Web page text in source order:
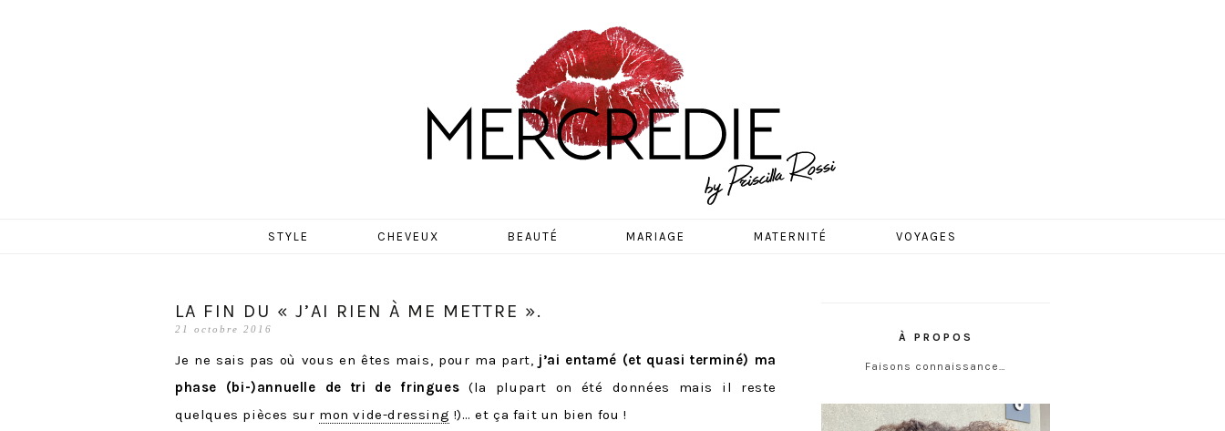
MERCREDIE
STYLE CHEVEUX BEAUTÉ MARIAGE MATERNITÉ VOYAGES
LA FIN DU « J’AI RIEN À ME METTRE ».
21 octobre 2016
Je ne sais pas où vous en êtes mais, pour ma part, j’ai entamé (et quasi terminé) ma
phase (bi-)annuelle de tri de fringues (la plupart on été données mais il reste
quelques pièces sur mon vide-dressing !)… et ça fait un bien fou !
À PROPOS
Faisons connaissance…